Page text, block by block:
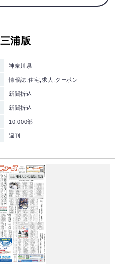
浦版
神奈川県
情報誌,住宅,求人,クーポン
新聞折込
新聞折込
10,000部
週刊